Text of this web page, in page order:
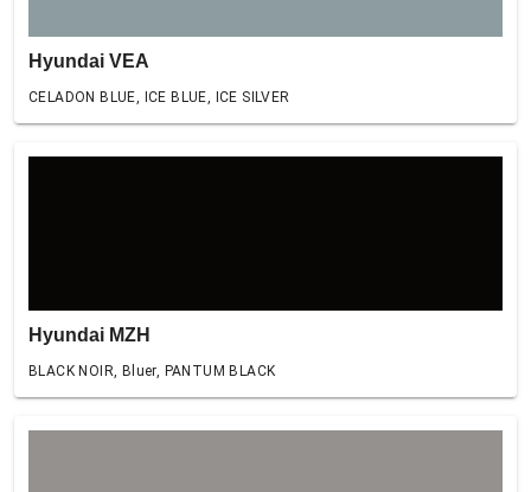
Hyundai VEA
CELADON BLUE, ICE BLUE, ICE SILVER
Hyundai MZH
BLACK NOIR, Bluer, PANTUM BLACK